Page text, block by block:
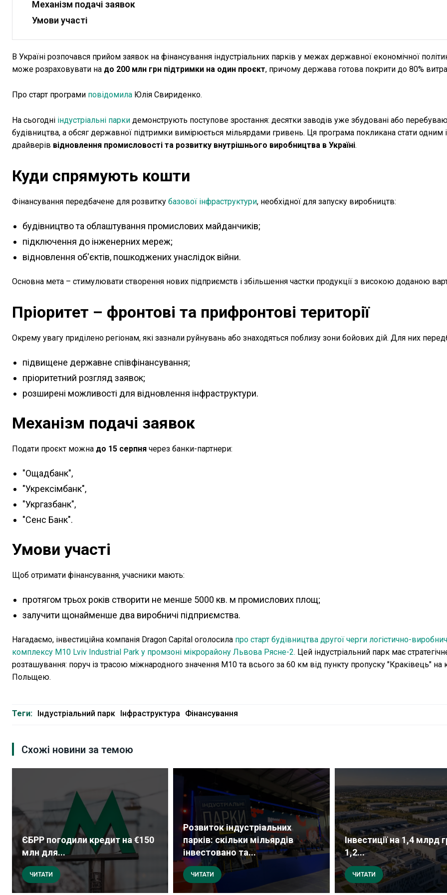
Механізм подачі заявок
Умови участі
В Україні розпочався прийом заявок на фінансування індустріальних парків у межах державної економічної
може розраховувати на до 200 млн грн підтримки на один проєкт, причому держава готова покрити до 80%
Про старт програми повідомила Юлія Свириденко.
На сьогодні індустріальні парки демонструють поступове зростання: десятки заводів уже збудовані або
будівництва, а обсяг державної підтримки вимірюється мільярдами гривень. Ця програма покликана стати одним
драйверів відновлення промисловості та розвитку внутрішнього виробництва в Україні.
Куди спрямують кошти
Фінансування передбачене для розвитку базової інфраструктури, необхідної для запуску виробництв:
будівництво та облаштування промислових майданчиків;
підключення до інженерних мереж;
відновлення об'єктів, пошкоджених унаслідок війни.
Основна мета – стимулювати створення нових підприємств і збільшення частки продукції з високою доданою
Пріоритет – фронтові та прифронтові території
Окрему увагу приділено регіонам, які зазнали руйнувань або знаходяться поблизу зони бойових дій. Для них
підвищене державне співфінансування;
пріоритетний розгляд заявок;
розширені можливості для відновлення інфраструктури.
Механізм подачі заявок
Подати проєкт можна до 15 серпня через банки-партнери:
"Ощадбанк",
"Укрексімбанк",
"Укргазбанк",
"Сенс Банк".
Умови участі
Щоб отримати фінансування, учасники мають:
протягом трьох років створити не менше 5000 кв. м промислових площ;
залучити щонайменше два виробничі підприємства.
Нагадаємо, інвестиційна компанія Dragon Capital оголосила про старт будівництва другої черги логістично-
комплексу M10 Lviv Industrial Park у промзоні мікрорайону Львова Рясне-2. Цей індустріальний парк має
розташування: поруч із трасою міжнародного значення М10 та всього за 60 км від пункту пропуску "Краківець" на
Польщею.
Теги: Індустріальний парк Інфраструктура Фінансування
Схожі новини за темою
ЄБРР погодили кредит на €150
млн для...
ЧИТАТИ
Розвиток індустріальних
парків: скільки мільярдів
інвестовано та...
ЧИТАТИ
Інвестиції на 1,4 млрд
1,2...
ЧИТАТИ